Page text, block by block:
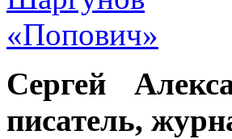
Сергей
писатель,